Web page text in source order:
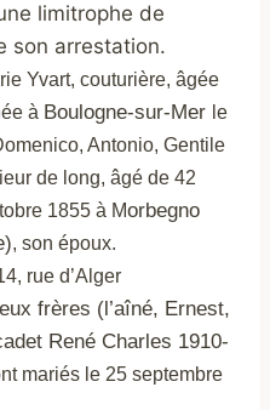
limitrophe de
son arrestation.
Yvart, couturière, âgée
à Boulogne-sur-Mer le
Antonio, Gentile
de long, âgé de 42
1855 à Morbegno
, son époux.
rue d’Alger
frères (l’aîné, Ernest,
René Charles 1910-
mariés le 25 septembre